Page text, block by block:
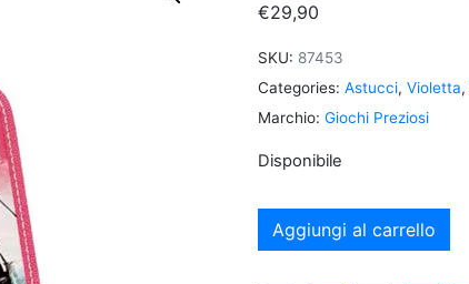
€29,90
SKU: 87453
Categories: Astucci, Violetta,
Marchio: Giochi Preziosi
Disponibile
Aggiungi al carrello